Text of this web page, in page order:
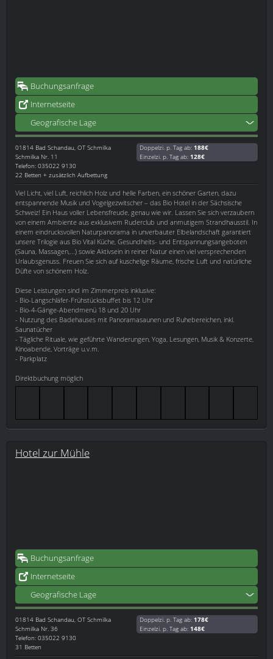
Buchungsanfrage
Internetseite
Geografische Lage
01814 Bad Schandau, OT Schmilka
Schmilka Nr. 11
Telefon: 035022 9130
22 Betten + zusätzlich Aufbettung
Doppelzi. p. Tag ab: 188€
Einzelzi. p. Tag ab: 128€
Viel Licht, viel Luft, reichlich Holz und helle Farben, ein schöner Garten, dazu
entspannende Musik und Vogelgezwitscher – das Bio Hotel in der Sächsische
Schweiz! Ein Haus voller Lebensfreude, genau wie wir. Lassen Sie sich verzaubern
von einem Ambiente aus exklusivem Ruderclub und anmutigem Strandhausstil. In
einem eindrucksvollen Naturpanorama in unverbauter Elbelandschaft garantiert
unsere Trilogie aus Bio Vital Küche, Gesundheits- und Entspannungsangeboten
(Sauna, Massagen,...) sowie Aktivsein in reiner Natur einen viel versprechenden
Urlaubsgenuss. Freuen Sie sich auf kuschelige Räume, frische Luft und natürliche
Düfte von schönem Holz.
Diese Leistungen sind im Zimmerpreis inklusive:
- Bio-Langschläfer-Frühstücksbuffet bis 12 Uhr
- Bio-4-Gänge-Abendmenü 18 und 20 Uhr
- Nutzung des Badehauses mit Panoramasaunen und Ruhebereichen, inkl.
Saunatücher
- Tägliche Rituale, wie geführte Wanderungen, Yoga, Lesungen, Musik & Konzerte,
Kinoabende, Vorträge u.v.m.
- Parkplatz
Direktbuchung möglich
Hotel zur Mühle
Buchungsanfrage
Internetseite
Geografische Lage
01814 Bad Schandau, OT Schmilka
Schmilka Nr. 36
Telefon: 035022 9130
31 Betten
Doppelzi. p. Tag ab: 178€
Einzelzi. p. Tag ab: 148€